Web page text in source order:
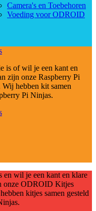
Camera's en Toebehoren
Voeding voor ODROID
is of wil je een kant en
zijn onze Raspberry Pi
hebben kit samen
Pi Ninjas.
wil je een kant en klare
onze ODROID Kitjes
kitjes samen gesteld